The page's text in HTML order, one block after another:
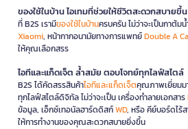
ของใช้ในบ้าน ไอเทมที่ช่วยให้ชีวิตสะดวกสบายขึ้น
ที่ B2S เรามีของใช้ในบ้านครบครัน ไม่ว่าจะเป็นกาต้มน้
Xiaomi, หน้ากากอนามัยทางการแพทย์Double A
ให้คุณเลือกสรร
ไอทีและแก็ดเจ็ต ล้ำสมัย ตอบโจทย์ทุกไลฟ์สไตล์
B2S ได้คัดสรรสินค้าไอทีและแก็ดเจ็ตคุณภาพเยี่ยมม
ทุกไลฟ์สไตล์ดิจิทัล ไม่ว่าจะเป็น เครื่องทำลายเอกสาร
ข้อมูล, เอ็กซ์เทอนัลฮาร์ดดิสก์WD, หรือ คีย์บอร์ดไร้
ให้การทำงานของคุณสะดวกสบายยิ่งขึ้น